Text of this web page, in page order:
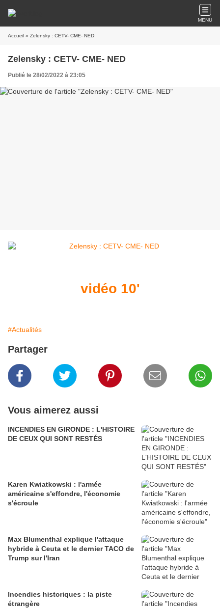
MENU
Accueil » Zelensky : CETV- CME- NED
Zelensky : CETV- CME- NED
Publié le 28/02/2022 à 23:05
vidéo 10'
#Actualités
Partager
Vous aimerez aussi
INCENDIES EN GIRONDE : L'HISTOIRE
DE CEUX QUI SONT RESTÉS
Karen Kwiatkowski : l'armée
américaine s'effondre, l'économie
s'écroule
Max Blumenthal explique l'attaque
hybride à Ceuta et le dernier TACO de
Trump sur l'Iran
Incendies historiques : la piste
étrangère